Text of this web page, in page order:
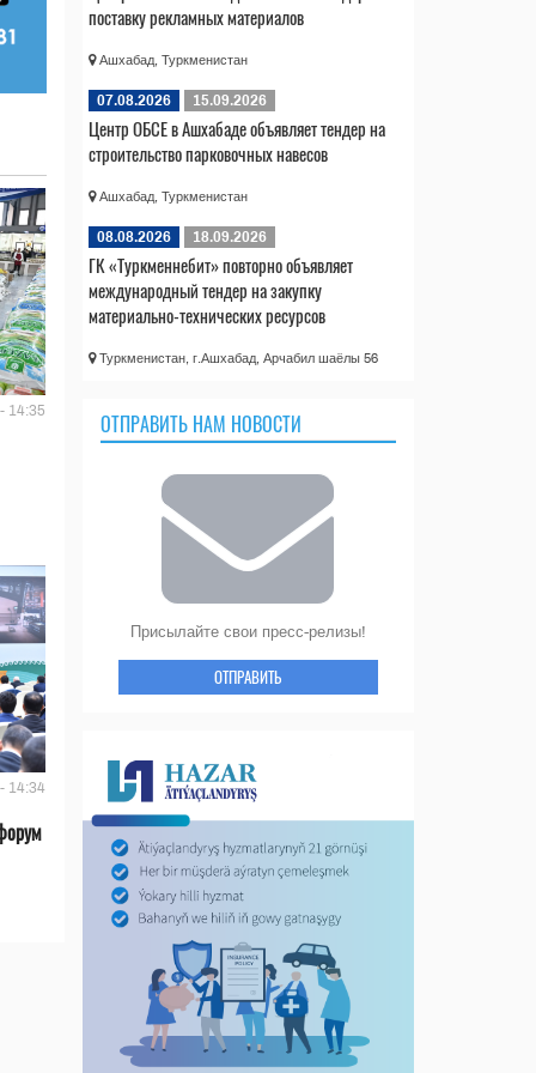
14:35
14:34
поставку рекламных материалов
Ашхабад, Туркменистан
07.08.2026 15.09.2026
Центр ОБСЕ в Ашхабаде объявляет тендер на
строительство парковочных навесов
Ашхабад, Туркменистан
08.08.2026 18.09.2026
ГК «Туркменнебит» повторно объявляет
международный тендер на закупку
материально-технических ресурсов
Туркменистан, г.Ашхабад, Арчабил шаёлы 56
ОТПРАВИТЬ НАМ НОВОСТИ
Присылайте свои пресс-релизы!
ОТПРАВИТЬ